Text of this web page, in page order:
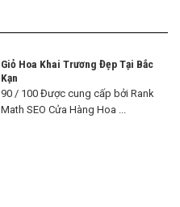
Giỏ Hoa Khai Trương Đẹp Tại Bắc
Kạn
90 / 100 Được cung cấp bởi Rank
Math SEO Cửa Hàng Hoa ...